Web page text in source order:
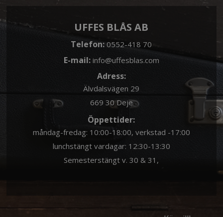
UFFES BLÅS AB
Telefon:0552-418 70
E-mail: info@uffesblas.com
Adress:
Älvdalsvägen 29
669 30 Deje
Öppettider:
måndag-fredag: 10:00-18:00, verkstad -17:00
lunchstängt vardagar: 12:30-13:30
Semesterstängt v. 30 & 31,